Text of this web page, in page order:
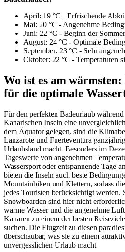
April: 19 °C - Erfrischende
Mai: 20 °C - Angenehme
Juni: 22 °C - Beginn der
August: 24 °C - Optimale
September: 23 °C - Sehr
Oktober: 22 °C - Temperaturen
Wo ist es am
für die optimale
Für den perfekten Badeurlaub
Kanarischen Inseln eine
dem Äquator gelegen, sind die
Lanzarote und Fuerteventura
Urlaubsland macht. Besonders im
Tageswerte von angenehmen
Wassersport oder entspannende Tage
bieten die Inseln auch beste
Mountainbiken und Klettern, sodass
jedes Touristen berücksichtigt werden.
Snowboarden sind hier nicht
warme Wasser und die angenehme
Kanaren zu einem der besten
suchen. Die Flugzeit zu diesen
überschaubar, was sie zu einem
unvergesslichen Urlaub macht.